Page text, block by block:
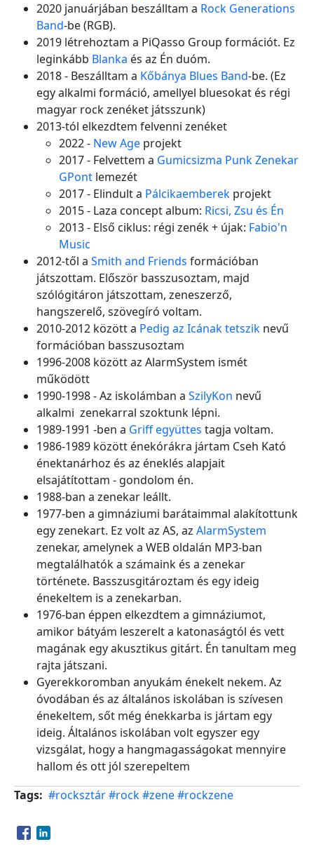
2020 januárjában beszálltam a Rock Generations
Band-be (RGB).
2019 létrehoztam a PiQasso Group formációt. Ez
leginkább Blanka és az Én duóm.
2018 - Beszálltam a Kőbánya Blues Band-be. (Ez
egy alkalmi formáció, amellyel bluesokat és régi
magyar rock zenéket játsszunk)
2013-tól elkezdtem felvenni zenéket
2022 - New Age projekt
2017 - Felvettem a Gumicsizma Punk Zenekar
GPont lemezét
2017 - Elindult a Pálcikaemberek projekt
2015 - Laza concept album: Ricsi, Zsu és Én
2013 - Első ciklus: régi zenék + újak: Fabio'n
Music
2012-től a Smith and Friends formációban
játszottam. Először basszusoztam, majd
szólógitáron játszottam, zeneszerző,
hangszerelő, szövegíró voltam.
2010-2012 között a Pedig az Icának tetszik nevű
formációban basszusoztam
1996-2008 között az AlarmSystem ismét
működött
1990-1998 - Az iskolámban a SzilyKon nevű
alkalmi zenekarral szoktunk lépni.
1989-1991 -ben a Griff együttes tagja voltam.
1986-1989 között énekórákra jártam Cseh Kató
énektanárhoz és az éneklés alapjait
elsajátítottam - gondolom én.
1988-ban a zenekar leállt.
1977-ben a gimnáziumi barátaimmal alakítottunk
egy zenekart. Ez volt az AS, az AlarmSystem
zenekar, amelynek a WEB oldalán MP3-ban
megtalálhatók a számaink és a zenekar
története. Basszusgitároztam és egy ideig
énekeltem is a zenekarban.
1976-ban éppen elkezdtem a gimnáziumot,
amikor bátyám leszerelt a katonaságtól és vett
magának egy akusztikus gitárt. Én tanultam meg
rajta játszani.
Gyerekkoromban anyukám énekelt nekem. Az
óvodában és az általános iskolában is szívesen
énekeltem, sőt még énekkarba is jártam egy
ideig. Általános iskolában volt egyszer egy
vizsgálat, hogy a hangmagasságokat mennyire
hallom és ott jól szerepeltem
Tags #rocksztár#rock#zene#rockzene
Opens in a new window
Opens in a new window